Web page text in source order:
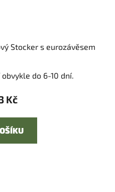
Stocker s eurozávěsem
do 6-10 dní.
Kč